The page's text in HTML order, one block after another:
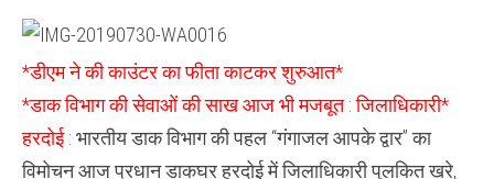
गंगोत्री
शुद्ध
*डीएम ने की काउंटर का फीता काटकर शुरुआत*
*डाक विभाग की सेवाओं की साख आज भी मजबूत : जिलाधिकारी*
हरदोई : भारतीय डाक विभाग की पहल “गंगाजल आपके द्वार” का
विमोचन आज प्रधान डाकघर हरदोई में जिलाधिकारी पुलकित खरे,